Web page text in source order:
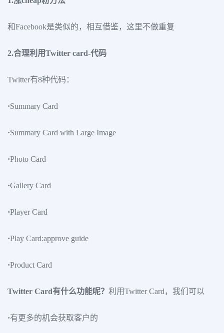
和Facebook是类似的，相互借鉴，这里不做重复
2.合理利用Twitter card-代码
Twitter有8种代码：
·Summary Card
·Summary Card with Large Image
·Photo Card
·Gallery Card
·Player Card
·Play Card:approve guide
·Product Card
Twitter Card有什么功能呢？ 利用Twitter Card，我们可以
·有更多的机会获取客户的